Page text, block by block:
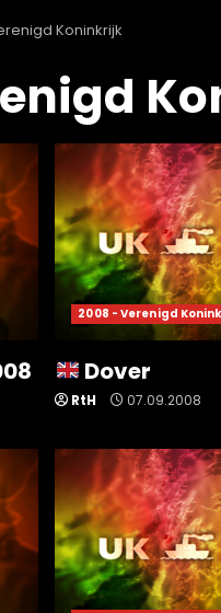
Koninkrijk
2008 - Verenigd
Dover
RtH 07.09.2008